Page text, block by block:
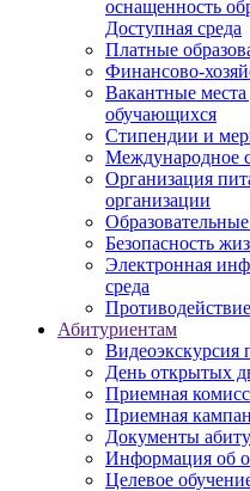
оснащенность
Доступная среда
Платные
Финансово-
Вакантные
обучающихся
Стипендии и
Международное
Организация
организации
Безопасность
Электронная
среда
Абитуриентам
День открытых
Приемная
Приемная
Дoкументы
Информация об
Целевое